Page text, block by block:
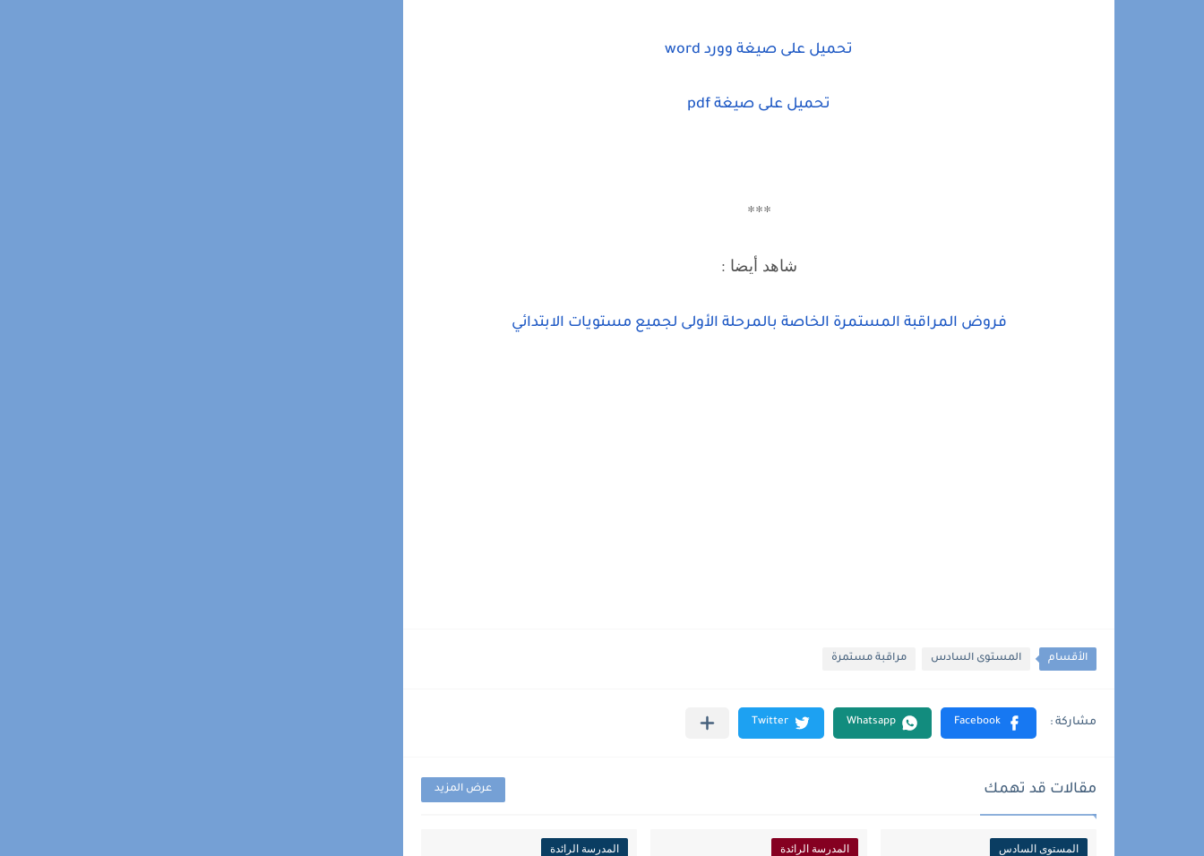
تحميل على صيغة وورد word
تحميل على صيغة pdf
***
شاهد أيضا :
فروض المراقبة المستمرة الخاصة بالمرحلة الأولى لجميع مستويات الابتدائي
الأقسام المستوى السادس مراقبة مستمرة
مقالات قد تهمك عرض المزيد
المستوى السادس المدرسة الرائدة المدرسة الرائدة